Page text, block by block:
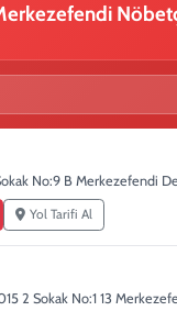
No:9 B Merkezefendi
Yol Tarifi Al
2 Sokak No:1 13